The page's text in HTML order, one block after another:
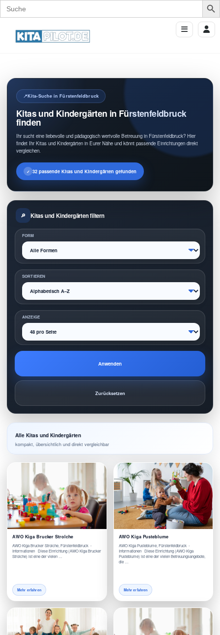
Search
for:
Kita-Suche in Fürstenfeldbruck
Kitas und Kindergärten in Fürstenfeldbruck
finden
Ihr sucht eine liebevolle und pädagogisch wertvolle Betreuung in Fürstenfeldbruck? Hier
findet Ihr Kitas und Kindergärten in Eurer Nähe und könnt passende Einrichtungen direkt
vergleichen.
32 passende Kitas und Kindergärten gefunden
Kitas und Kindergärten filtern
FORM
SORTIEREN
ANZEIGE
Anwenden
Zurücksetzen
Alle Kitas und Kindergärten
kompakt, übersichtlich und direkt vergleichbar
AWO Kiga Brucker Strolche
AWO Kiga Brucker Strolche, Fürstenfeldbruck -
Informationen Diese Einrichtung (AWO Kiga Brucker
Strolche) ist eine der vielen …
Mehr erfahren
AWO Kiga Pusteblume
AWO Kiga Pusteblume, Fürstenfeldbruck -
Informationen Diese Einrichtung (AWO Kiga
Pusteblume) ist eine der vielen Betreuungsangebote,
die …
Mehr erfahren